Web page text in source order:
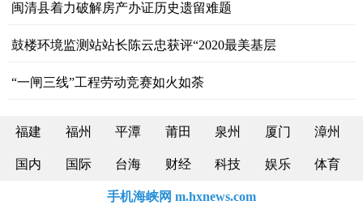
闽清县着力破解房产办证历史遗留难题
鼓楼环境监测站站长陈云忠获评“2020最美基层
“一闸三线”工程劳动竞赛如火如荼
福建 福州 平潭 莆田 泉州 厦门 漳州
国内 国际 台海 财经 科技 娱乐 体育
手机海峡网 m.hxnews.com